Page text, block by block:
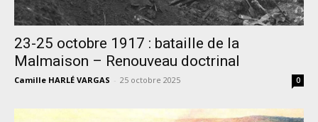
23-25 octobre 1917 : bataille de la
Malmaison – Renouveau doctrinal
Camille HARLÉ VARGAS - 25 octobre 2025 0